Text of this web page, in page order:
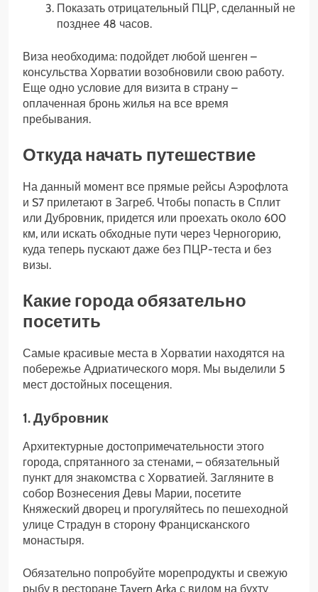
Показать отрицательный ПЦР, сделанный не
позднее 48 часов.
Виза необходима: подойдет любой шенген –
консульства Хорватии возобновили свою работу.
Еще одно условие для визита в страну –
оплаченная бронь жилья на все время
пребывания.
Откуда начать путешествие
На данный момент все прямые рейсы Аэрофлота
и S7 прилетают в Загреб. Чтобы попасть в Сплит
или Дубровник, придется или проехать около 600
км, или искать обходные пути через Черногорию,
куда теперь пускают даже без ПЦР-теста и без
визы.
Какие города обязательно
посетить
Самые красивые места в Хорватии находятся на
побережье Адриатического моря. Мы выделили 5
мест достойных посещения.
1. Дубровник
Архитектурные достопримечательности этого
города, спрятанного за стенами, – обязательный
пункт для знакомства с Хорватией. Загляните в
собор Вознесения Девы Марии, посетите
Княжеский дворец и прогуляйтесь по пешеходной
улице Страдун в сторону Францисканского
монастыря.
Обязательно попробуйте морепродукты и свежую
рыбу в ресторане Tavern Arka с видом на бухту